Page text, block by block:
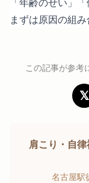
まずは原因の組
この記事が参考
𝕏
肩こり・自
名古屋駅